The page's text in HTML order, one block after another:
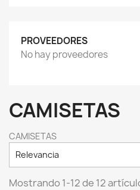
PROVEEDORES
No hay proveedores
CAMISETAS
CAMISETAS
Relevancia
Mostrando 1-12 de 12